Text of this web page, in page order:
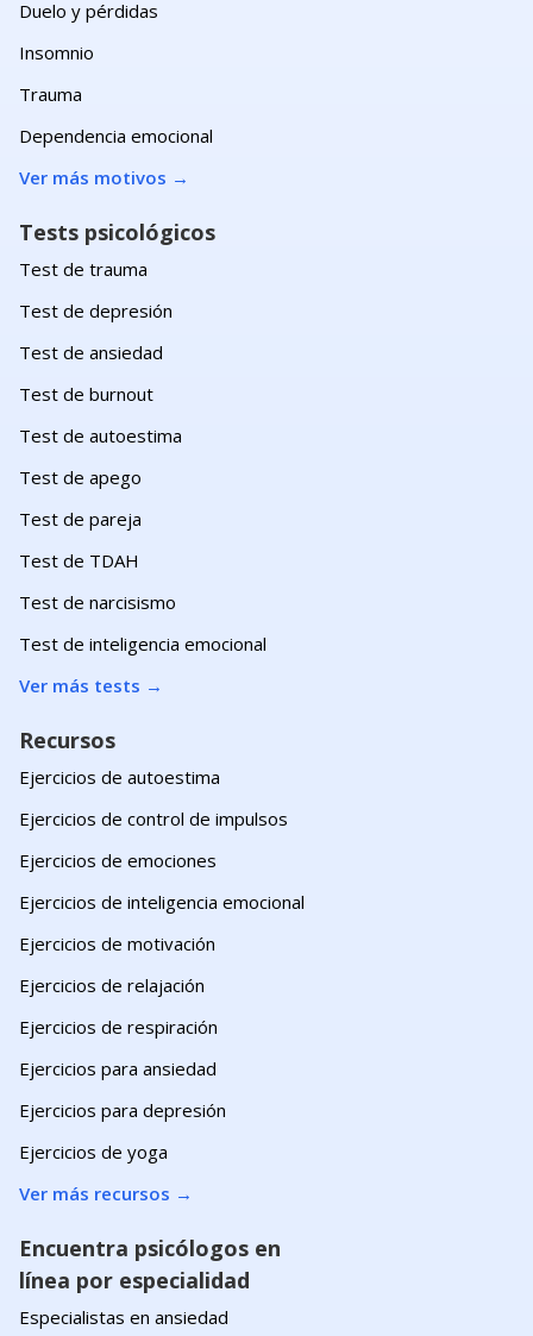
Duelo y pérdidas
Insomnio
Trauma
Dependencia emocional
Ver más motivos →
Tests psicológicos
Test de trauma
Test de depresión
Test de ansiedad
Test de burnout
Test de autoestima
Test de apego
Test de pareja
Test de TDAH
Test de narcisismo
Test de inteligencia emocional
Ver más tests →
Recursos
Ejercicios de autoestima
Ejercicios de control de impulsos
Ejercicios de emociones
Ejercicios de inteligencia emocional
Ejercicios de motivación
Ejercicios de relajación
Ejercicios de respiración
Ejercicios para ansiedad
Ejercicios para depresión
Ejercicios de yoga
Ver más recursos →
Encuentra psicólogos en
línea por especialidad
Especialistas en ansiedad